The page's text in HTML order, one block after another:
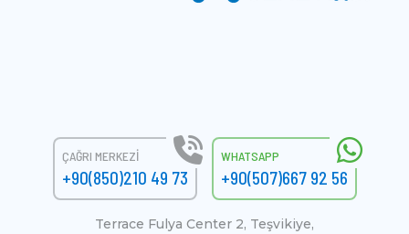
ÇAĞRI MERKEZI
+90(850)210 49 73
WHATSAPP
+90(507)667 92 56
Terrace Fulya Center 2, Teşvikiye,